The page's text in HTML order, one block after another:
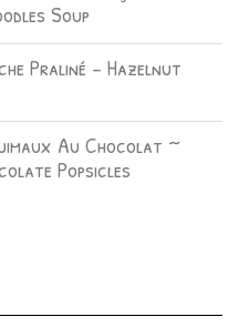
Soup
Praliné – Hazelnut
Au Chocolat ~
Popsicles